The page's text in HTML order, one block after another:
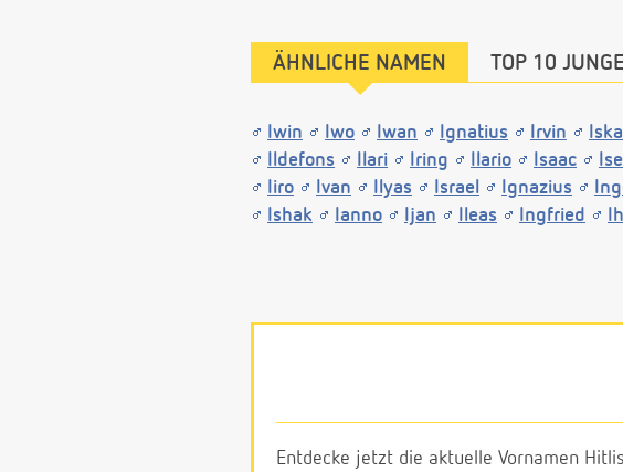
ÄHNLICHE NAMEN TOP 10
Iwin Iwo Iwan Ignatius Irvin
Ildefons
Ilari Iring Ilario Isaac
Iiro
Ivan Ilyas Israel Ignazius
Ishak
Ianno Ijan Ileas Ingfried
Entdecke jetzt die aktuelle Vornamen